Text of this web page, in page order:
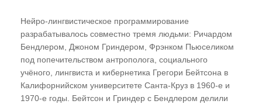
Нейро-лингвистическое программирование
разрабатывалось совместно тремя людьми: Ричардом
Бендлером, Джоном Гриндером, Фрэнком Пьюселиком
под попечительством антрополога, социального
учёного, лингвиста и кибернетика Грегори Бейтсона в
Калифорнийском университете Санта-Круз в 1960-е и
1970-е годы. Бейтсон и Гриндер с Бендлером делили